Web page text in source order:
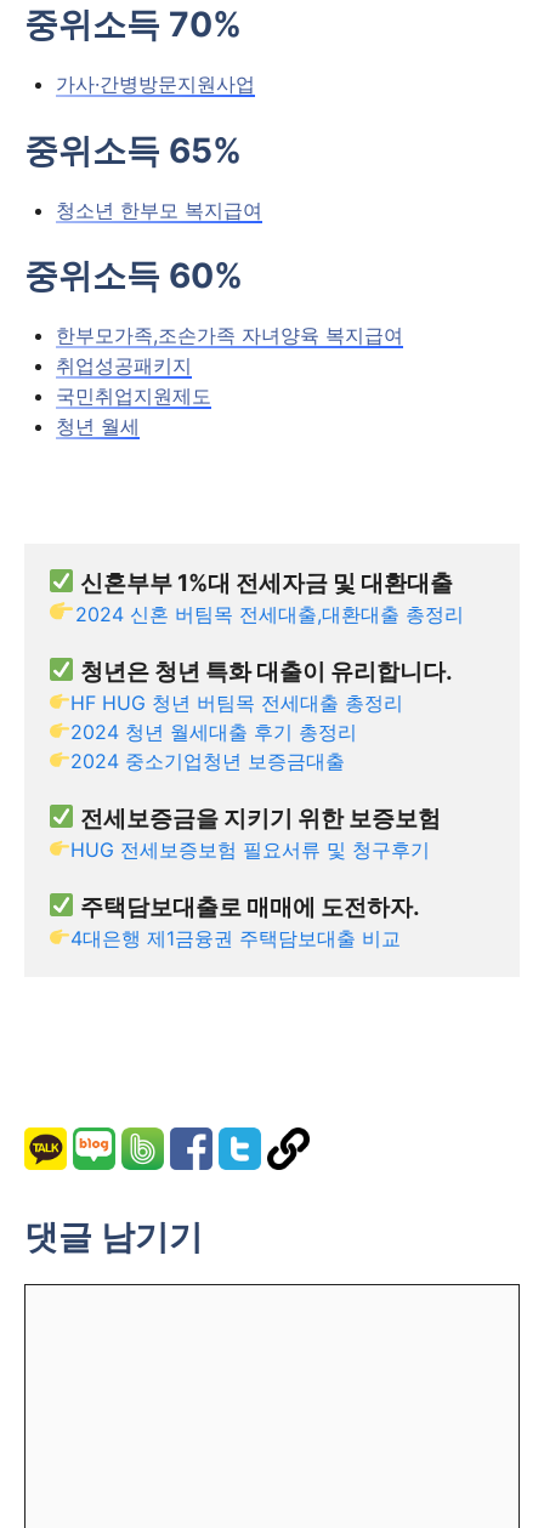
중위소득 70%
가사·간병방문지원사업
중위소득 65%
청소년 한부모 복지급여
중위소득 60%
한부모가족,조손가족 자녀양육 복지급여
취업성공패키지
국민취업지원제도
청년 월세
신혼부부 1%대 전세자금 및 대환대출
2024 신혼 버팀목 전세대출,대환대출 총정리
청년은 청년 특화 대출이 유리합니다.
HF HUG 청년 버팀목 전세대출 총정리
2024 청년 월세대출 후기 총정리
2024 중소기업청년 보증금대출
전세보증금을 지키기 위한 보증보험
HUG 전세보증보험 필요서류 및 청구후기
주택담보대출로 매매에 도전하자.
4대은행 제1금융권 주택담보대출 비교
댓글 남기기